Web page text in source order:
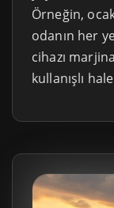
Örneğin,
odanın her
cihazı
kullanışlı